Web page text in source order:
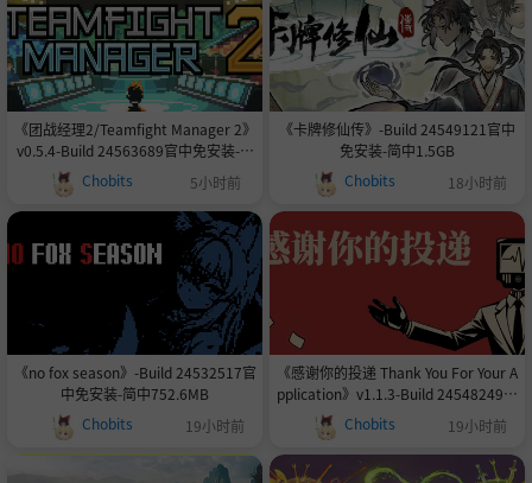
《团战经理2/Teamfight Manager 2》
v0.5.4-Build 24563689官中免安装-简
中1.1GB
Chobits 5小时前
《卡牌修仙传》-Build 24549121官中
免安装-简中1.5GB
Chobits
18小时前
《no fox season》-Build 24532517官
中免安装-简中752.6MB
Chobits
19小时前
《感谢你的投递 Thank You For Your A
pplication》v1.1.3-Build 24548249官
中免安装-简中1.4GB
Chobits 19小时前